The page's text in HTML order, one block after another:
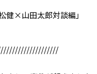
健×山田太郎対談編」